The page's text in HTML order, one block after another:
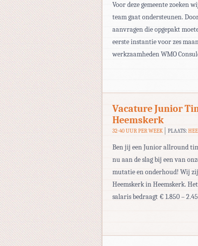
Voor deze gemeente zoeken
team gaat ondersteunen.
aanvragen die opgepakt
eerste instantie voor zes
werkzaamheden WMO
Vacature Junior
Heemskerk
32-40 UUR PER WEEK PLAATS:
Ben jij een Junior allround
nu aan de slag bij een van
mutatie en onderhoud! Wij
Heemskerk in Heemskerk.
salaris bedraagt € 1.850 –